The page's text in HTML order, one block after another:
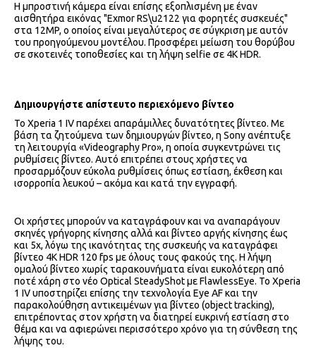
Η μπροστινή κάμερα είναι επίσης εξοπλισμένη με έναν
αισθητήρα εικόνας "Exmor RS\u2122 για φορητές συσκευές"
στα 12MP, ο οποίος είναι μεγαλύτερος σε σύγκριση με αυτόν
του προηγούμενου μοντέλου. Προσφέρει μείωση του θορύβου
σε σκοτεινές τοποθεσίες και τη λήψη selfie σε 4K HDR.
Δημιουργήστε απίστευτο περιεχόμενο βίντεο
Το Xperia 1 IV παρέχει απαράμιλλες δυνατότητες βίντεο. Με
βάση τα ζητούμενα των δημιουργών βίντεο, η Sony ανέπτυξε
τη λειτουργία «Videography Pro», η οποία συγκεντρώνει τις
ρυθμίσεις βίντεο. Αυτό επιτρέπει στους χρήστες να
προσαρμόζουν εύκολα ρυθμίσεις όπως εστίαση, έκθεση και
ισορροπία λευκού – ακόμα και κατά την εγγραφή.
Οι χρήστες μπορούν να καταγράφουν και να αναπαράγουν
σκηνές γρήγορης κίνησης αλλά και βίντεο αργής κίνησης έως
και 5x, λόγω της ικανότητας της συσκευής να καταγράφει
βίντεο 4K HDR 120 fps με όλους τους φακούς της. Η λήψη
ομαλού βίντεο χωρίς ταρακουνήματα είναι ευκολότερη από
ποτέ χάρη στο νέο Optical SteadyShot με FlawlessEye. Το Xperia
1 IV υποστηρίζει επίσης την τεχνολογία Eye AF και την
παρακολούθηση αντικειμένων για βίντεο (object tracking),
επιτρέποντας στον χρήστη να διατηρεί ευκρινή εστίαση στο
θέμα και να αφιερώνει περισσότερο χρόνο για τη σύνθεση της
λήψης του.